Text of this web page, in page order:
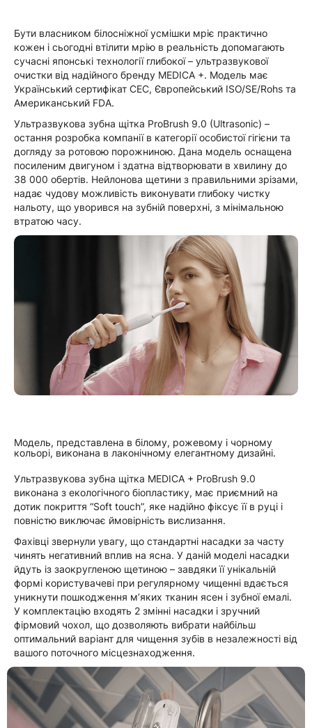
Бути власником білосніжної усмішки мріє практично
кожен і сьогодні втілити мрію в реальність допомагають
сучасні японські технології глибокої – ультразвукової
очистки від надійного бренду MEDICA +. Модель має
Український сертифікат СЕС, Європейський ISO/SE/Rohs та
Американський FDA.
Ультразвукова зубна щітка ProBrush 9.0 (Ultrasonic) –
остання розробка компанії в категорії особистої гігієни та
догляду за ротовою порожниною. Дана модель оснащена
посиленим двигуном і здатна відтворювати в хвилину до
38 000 обертів. Нейлонова щетини з правильними зрізами,
надає чудову можливість виконувати глибоку чистку
нальоту, що уворився на зубній поверхні, з мінімальною
втратою часу.
Модель, представлена ​​в білому, рожевому і чорному
кольорі, виконана в лаконічному елегантному дизайні.
Ультразвукова зубна щітка MEDICA + ProBrush 9.0
виконана з екологічного біопластику, має приємний на
дотик покриття “Soft touch”, яке надійно фіксує її в руці і
повністю виключає ймовірність вислизання.
Фахівці звернули увагу, що стандартні насадки за часту
чинять негативний вплив на ясна. У даній моделі насадки
йдуть із заокругленою щетиною – завдяки її унікальній
формі користувачеві при регулярному чищенні вдається
уникнути пошкодження м’яких тканин ясен і зубної емалі.
У комплектацію входять 2 змінні насадки і зручний
фірмовий чохол, що дозволяють вибрати найбільш
оптимальний варіант для чищення зубів в незалежності від
вашого поточного місцезнаходження.